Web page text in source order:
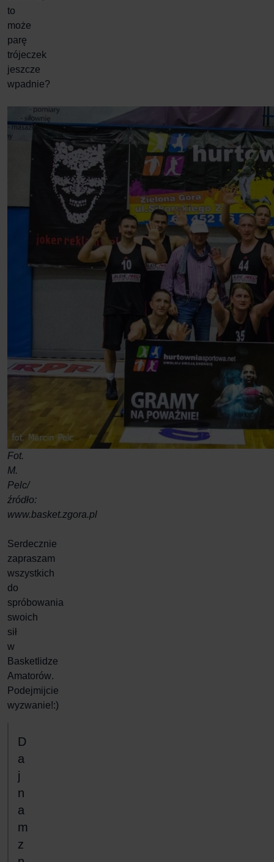
to
może
parę
trójeczek
jeszcze
wpadnie?
Fot.
M.
Pelc/
źródło:
www.basket.zgora.pl
Serdecznie
zapraszam
wszystkich
do
spróbowania
swoich
sił
w
Basketlidze
Amatorów.
Podejmijcie
wyzwanie!:)
D
a
j
n
a
m
z